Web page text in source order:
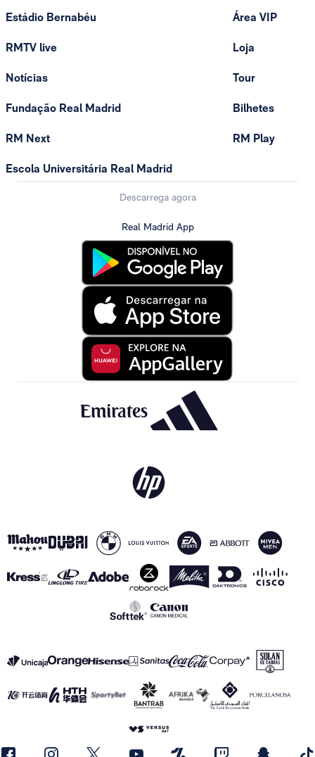
Estádio Bernabéu
RMTV live
Notícias
Fundação Real Madrid
RM Next
Escola Universitária Real Madrid
Área VIP
Loja
Tour
Bilhetes
RM Play
Descarrega agora
Real Madrid App